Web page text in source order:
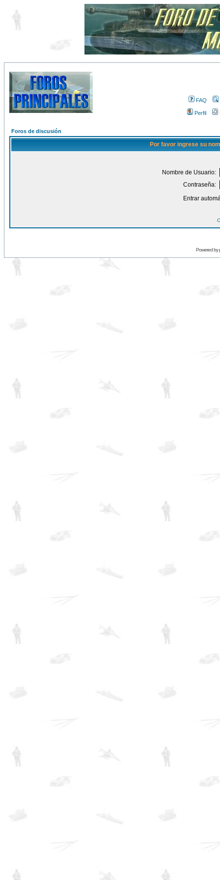
FAQ
Perfil
Foros de discusión
Por favor ingrese su
Nombre de Usuario:
Contraseña:
Entrar
Powered by